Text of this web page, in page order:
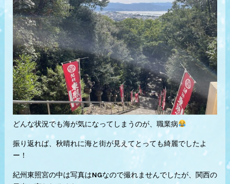
どんな状況でも海が気になってしまうのが、職業病
振り返れば、秋晴れに海と街が見えてとっても綺麗でしたよ
ー！
紀州東照宮の中は写真はNGなので撮れませんでしたが、関西の